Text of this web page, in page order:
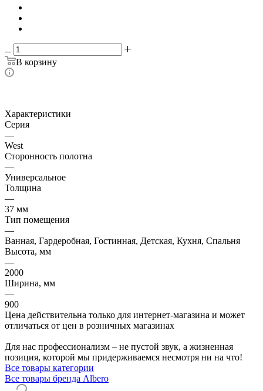
В корзину
Характеристики
Серия
—
West
Сторонность полотна
—
Универсальное
Толщина
—
37 мм
Тип помещения
—
Ванная, Гардеробная, Гостинная, Детская, Кухня, Спальня
Высота, мм
—
2000
Ширина, мм
—
900
Цена действительна только для интернет-магазина и может
отличаться от цен в розничных магазинах
Для нас профессионализм – не пустой звук, а жизненная
позиция, которой мы придерживаемся несмотря ни на что!
Все товары категории
Все товары бренда Albero